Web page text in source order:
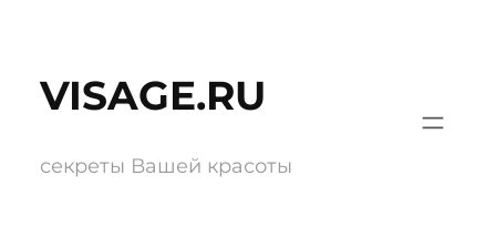
содержимому
VISAGE.RU
секреты Вашей красоты